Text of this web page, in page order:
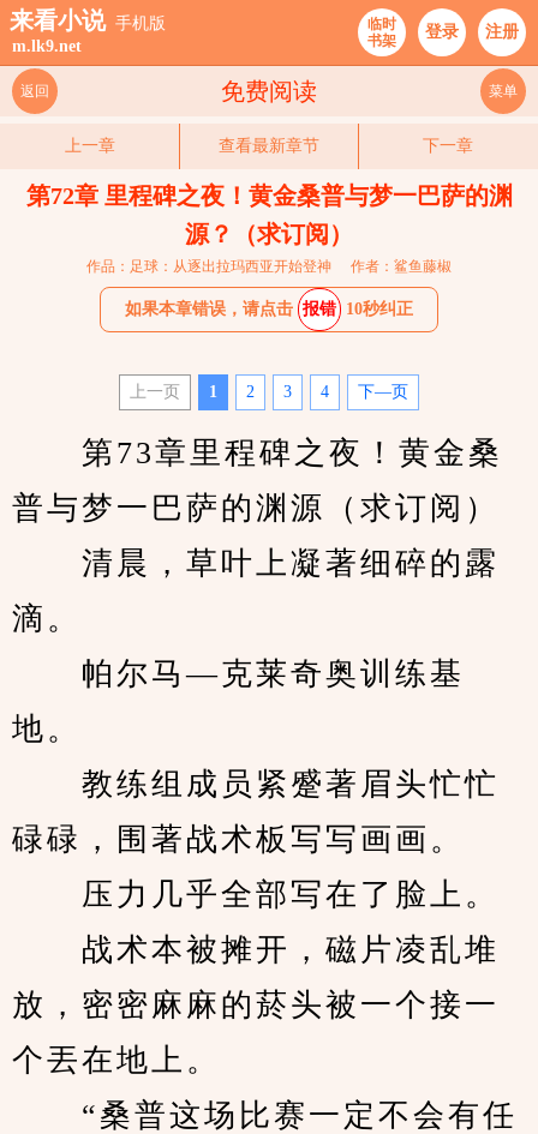
来看小说 手机版
m.lk9.net
临时
书架
登录 注册
免费阅读
返回 菜单
上一章 查看最新章节 下一章
第72章 里程碑之夜！黄金桑普与梦一巴萨的渊
源？（求订阅）
作品：足球：从逐出拉玛西亚开始登神 作者：鲨鱼藤椒
如果本章错误，请点击 报错 10秒纠正
上一页 1 2 3 4 下—页
第73章里程碑之夜！黄金桑
普与梦一巴萨的渊源（求订阅）
清晨，草叶上凝著细碎的露
滴。
帕尔马—克莱奇奥训练基
地。
教练组成员紧蹙著眉头忙忙
碌碌，围著战术板写写画画。
压力几乎全部写在了脸上。
战术本被摊开，磁片凌乱堆
放，密密麻麻的菸头被一个接一
个丟在地上。
“桑普这场比赛一定不会有任